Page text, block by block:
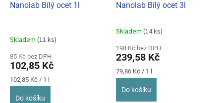
Nanolab Bílý ocet 1l
Skladem (11 ks)
85 Kč bez DPH
102,85 Kč
Měrná
cena:
102,85 Kč / 1 l
Do košíku
Nanolab Bílý ocet 3l
Průměrné
produktu
je
5,0
z
Skladem (14 ks)
198 Kč bez DPH
239,58 Kč
Měrná
cena:
79,86 Kč / 1 l
Do košíku